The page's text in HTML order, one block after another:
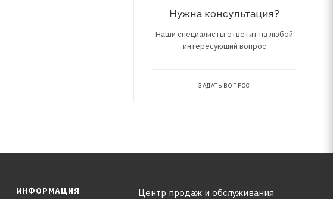
Нужна консультация?
Наши специалисты ответят на любой
интересующий вопрос
ЗАДАТЬ ВОПРОС
ИНФОРМАЦИЯ
Центр продаж и обслуживания